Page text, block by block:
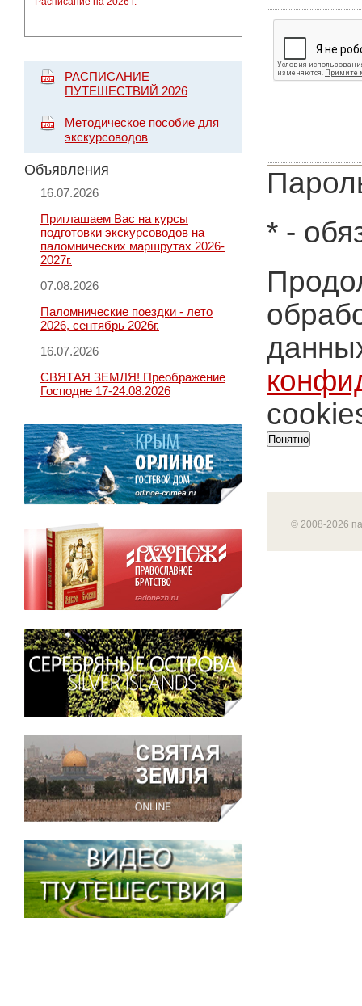
РАСПИСАНИЕ
ПУТЕШЕСТВИЙ 2026
Методическое пособие для
экскурсоводов
Объявления
16.07.2026
Приглашаем Вас на курсы
подготовки экскурсоводов на
паломнических маршрутах 2026-
2027г.
07.08.2026
Паломнические поездки - лето
2026, сентябрь 2026г.
16.07.2026
СВЯТАЯ ЗЕМЛЯ! Преображение
Господне 17-24.08.2026
* -
Понятно
© 2008-2026